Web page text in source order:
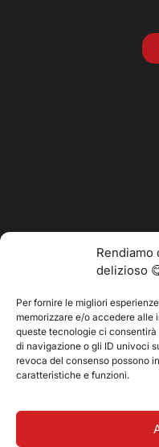
Rendiamo
delizioso
Per fornire le migliori
memorizzare e/o accedere alle
queste tecnologie ci
di navigazione o gli ID univoci
revoca del consenso possono
caratteristiche e funzioni.
@2025